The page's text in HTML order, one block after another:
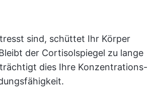
sind, schüttet Ihr Körper
der Cortisolspiegel zu lange
dies Ihre Konzentrations-